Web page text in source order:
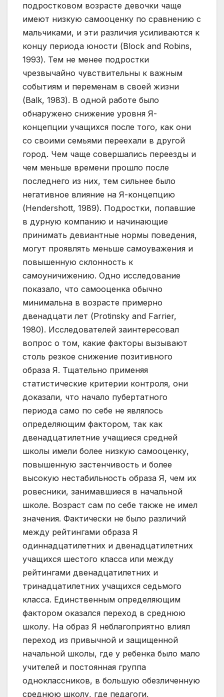
подростковом возрасте девочки чаще
имеют низкую самооценку по сравнению с
мальчиками, и эти различия усиливаются к
концу периода юности (Block and Robins,
1993). Тем не менее подростки
чрезвычайно чувствительны к важным
событиям и переменам в своей жизни
(Balk, 1983). В одной работе было
обнаружено снижение уровня Я-
концепции учащихся после того, как они
со своими семьями переехали в другой
город. Чем чаще совершались переезды и
чем меньше времени прошло после
последнего из них, тем сильнее было
негативное влияние на Я-концепцию
(Hendershott, 1989). Подростки, попавшие
в дурную компанию и начинающие
принимать девиантные нормы поведения,
могут проявлять меньше самоуважения и
повышенную склонность к
самоуничижению. Одно исследование
показало, что самооценка обычно
минимальна в возрасте примерно
двенадцати лет (Protinsky and Farrier,
1980). Исследователей заинтересовал
вопрос о том, какие факторы вызывают
столь резкое снижение позитивного
образа Я. Тщательно применяя
статистические критерии контроля, они
доказали, что начало пубертатного
периода само по себе не являлось
определяющим фактором, так как
двенадцатилетние учащиеся средней
школы имели более низкую самооценку,
повышенную застенчивость и более
высокую нестабильность образа Я, чем их
ровесники, занимавшиеся в начальной
школе. Возраст сам по себе также не имел
значения. Фактически не было различий
между рейтингами образа Я
одиннадцатилетних и двенадцатилетних
учащихся шестого класса или между
рейтингами двенадцатилетних и
тринадцатилетних учащихся седьмого
класса. Единственным определяющим
фактором оказался переход в среднюю
школу. На образ Я неблагоприятно влиял
переход из привычной и защищенной
начальной школы, где у ребенка было мало
учителей и постоянная группа
одноклассников, в большую обезличенную
среднюю школу, где педагоги,